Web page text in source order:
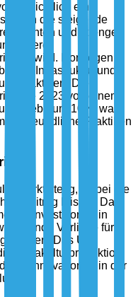
ein
durch die steigende
und strenge
wird. Norwegen
Infrastruktur und
Die
2023 von einem
um 10%, was
Praktiken
stetig, wobei die
Beitrag leisten. Das
Investitionen in
Vorliebe für
Das US-
Aquakulturproduktion
Innovationen in der